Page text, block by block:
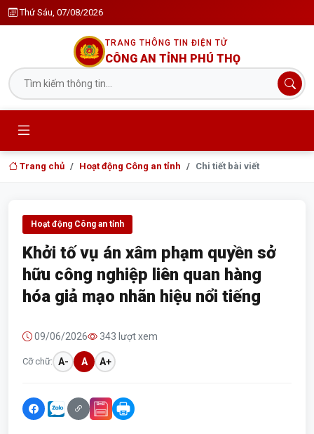
Thứ Sáu, 07/08/2026
TRANG THÔNG TIN ĐIỆN TỬ
CÔNG AN TỈNH PHÚ THỌ
Trang chủ Hoạt động Công an tỉnh Chi tiết bài viết
Hoạt động Công an tỉnh
Khởi tố vụ án xâm phạm quyền sở
hữu công nghiệp liên quan hàng
hóa giả mạo nhãn hiệu nổi tiếng
09/06/2026 343 lượt xem
Cỡ chữ: A- A A+